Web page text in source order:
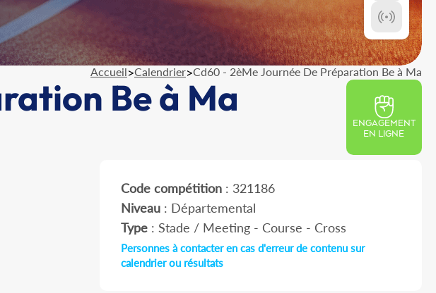
Accueil>Calendrier>Cd60 - 2èMe Journée De Préparation Be à Ma
Be à Ma
ENGAGEMENT
EN LIGNE
Code compétition: 321186
Niveau: Départemental
Type: Stade / Meeting - Course - Cross
Personnes à contacter en cas d'erreur de contenu sur
calendrier ou résultats